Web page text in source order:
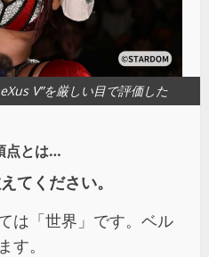
V”を厳しい目で評価した
点とは…
ください。
は「世界」です。ベル
す。